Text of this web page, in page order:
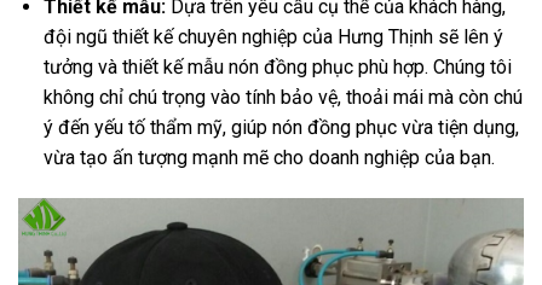
Thiết kế mẫu:Dựa trên yêu cầu cụ thể của khách hàng,
đội ngũ thiết kế chuyên nghiệp của Hưng Thịnh sẽ lên ý
tưởng và thiết kế mẫu nón đồng phục phù hợp. Chúng tôi
không chỉ chú trọng vào tính bảo vệ, thoải mái mà còn chú
ý đến yếu tố thẩm mỹ, giúp nón đồng phục vừa tiện dụng,
vừa tạo ấn tượng mạnh mẽ cho doanh nghiệp của bạn.